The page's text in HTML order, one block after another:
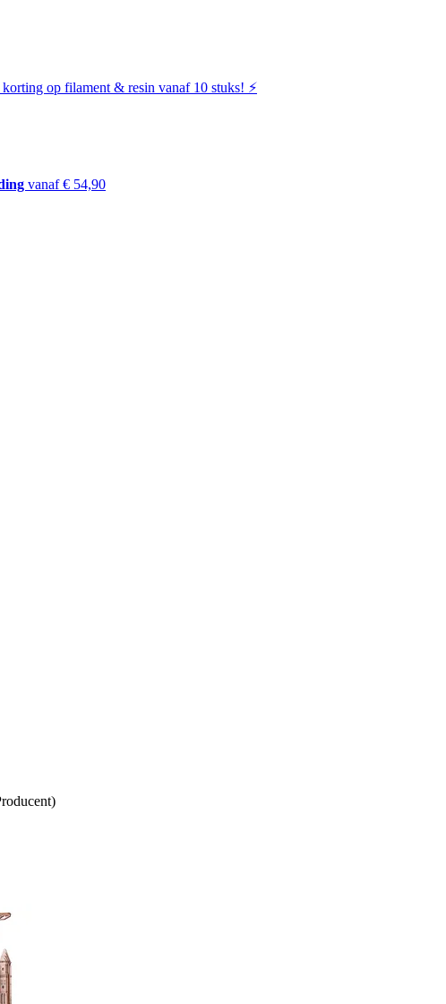
korting op filament & resin vanaf 10 stuks! ⚡️
vanaf € 54,90